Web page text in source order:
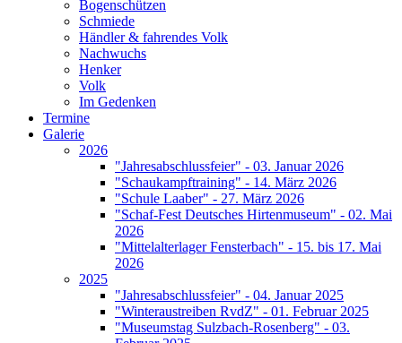
Bogenschützen
Schmiede
Händler & fahrendes Volk
Nachwuchs
Henker
Volk
Im Gedenken
Termine
Galerie
2026
"Jahresabschlussfeier" - 03. Januar 2026
"Schaukampftraining" - 14. März 2026
"Schule Laaber" - 27. März 2026
"Schaf-Fest Deutsches Hirtenmuseum" - 02. Mai
2026
"Mittelalterlager Fensterbach" - 15. bis 17. Mai
2026
2025
"Jahresabschlussfeier" - 04. Januar 2025
"Winteraustreiben RvdZ" - 01. Februar 2025
"Museumstag Sulzbach-Rosenberg" - 03.